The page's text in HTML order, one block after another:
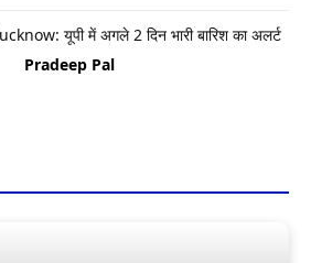
यूपी में अगले 2 दिन भारी बारिश का अलर्ट
Pradeep Pal